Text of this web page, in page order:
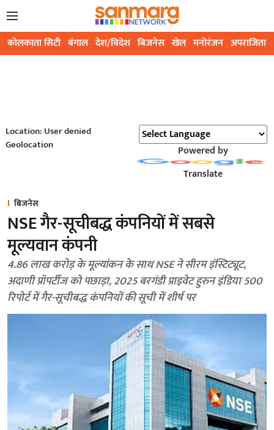
कोलकाता सिटी बंगाल देश/विदेश बिजनेस खेल मनोरंजन अपराजिता
Location: User denied
Geolocation
Powered by
Translate
बिजनेस
NSE गैर-सूचीबद्ध कंपनियों में सबसे
मूल्यवान कंपनी
4.86 लाख करोड़ के मूल्यांकन के साथ NSE ने सीरम इंस्टिट्यूट,
अदाणी प्रॉपर्टीज को पछाड़ा, 2025 बरगंडी प्राइवेट हुरुन इंडिया 500
रिपोर्ट में गैर-सूचीबद्ध कंपनियों की सूची में शीर्ष पर